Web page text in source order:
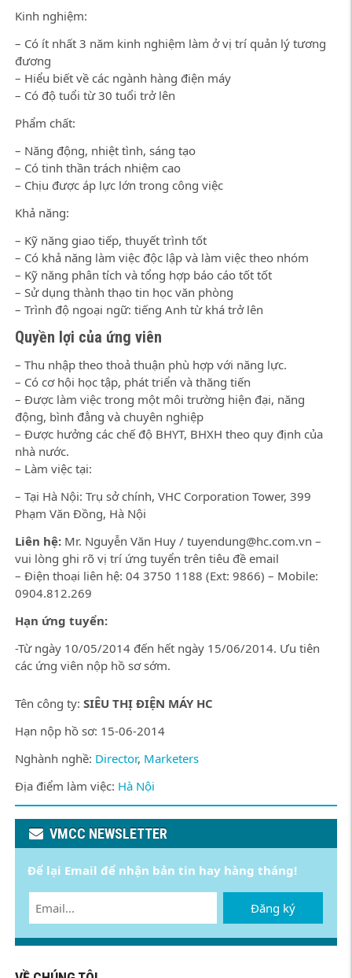
Kinh nghiệm:
– Có ít nhất 3 năm kinh nghiệm làm ở vị trí quản lý tương
đương
– Hiểu biết về các ngành hàng điện máy
– Có độ tuổi từ 30 tuổi trở lên
Phẩm chất:
– Năng động, nhiệt tình, sáng tạo
– Có tinh thần trách nhiệm cao
– Chịu được áp lực lớn trong công việc
Khả năng:
– Kỹ năng giao tiếp, thuyết trình tốt
– Có khả năng làm việc độc lập và làm việc theo nhóm
– Kỹ năng phân tích và tổng hợp báo cáo tốt tốt
– Sử dụng thành thạo tin học văn phòng
– Trình độ ngoại ngữ: tiếng Anh từ khá trở lên
Quyền lợi của ứng viên
– Thu nhập theo thoả thuận phù hợp với năng lực.
– Có cơ hội học tập, phát triển và thăng tiến
– Được làm việc trong một môi trường hiện đại, năng
động, bình đẳng và chuyên nghiệp
– Được hưởng các chế độ BHYT, BHXH theo quy định của
nhà nước.
– Làm việc tại:
– Tại Hà Nội: Trụ sở chính, VHC Corporation Tower, 399
Phạm Văn Đồng, Hà Nội
Liên hệ:Mr. Nguyễn Văn Huy / tuyendung@hc.com.vn –
vui lòng ghi rõ vị trí ứng tuyển trên tiêu đề email
– Điện thoại liên hệ: 04 3750 1188 (Ext: 9866) – Mobile:
0904.812.269
Hạn ứng tuyển:
-Từ ngày 10/05/2014 đến hết ngày 15/06/2014. Ưu tiên
các ứng viên nộp hồ sơ sớm.
Tên công ty: SIÊU THỊ ĐIỆN MÁY HC
Hạn nộp hồ sơ: 15-06-2014
Nghành nghề: Director, Marketers
Địa điểm làm việc: Hà Nội
VMCC NEWSLETTER
Để lại Email để nhận bản tin hay hàng tháng!
Đăng ký